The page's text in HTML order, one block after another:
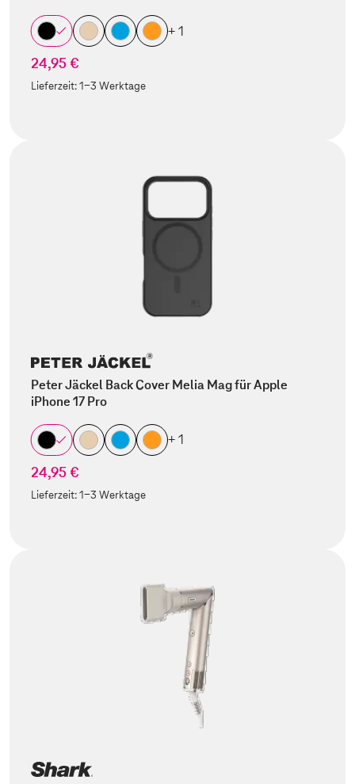
+ 1
24,95 €
Lieferzeit:1-3 Werktage
Peter Jäckel Back Cover Melia Mag für Apple
iPhone 17 Pro
+ 1
24,95 €
Lieferzeit:1-3 Werktage